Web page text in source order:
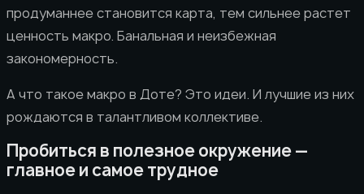
продуманнее становится карта, тем сильнее растет
ценность макро. Банальная и неизбежная
закономерность.
А что такое макро в Доте? Это идеи. И лучшие из них
рождаются в талантливом коллективе.
Пробиться в полезное окружение —
главное и самое трудное